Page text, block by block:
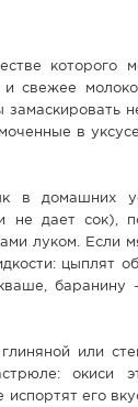
которого
свежее
замаскировать
в уксусе
в домашних
не дает сок),
луком. Если
цыплят
баранину
или
окиси
его